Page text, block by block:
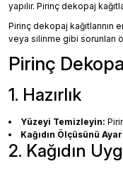
yapılır. Pirinç dekopaj
Pirinç dekopaj kağıtlarının
veya silinme gibi sorunları
Pirinç
1. Hazırlık
Yüzeyi Temizleyin:
Kağıdın Ölçüsünü
2. Kağıdın